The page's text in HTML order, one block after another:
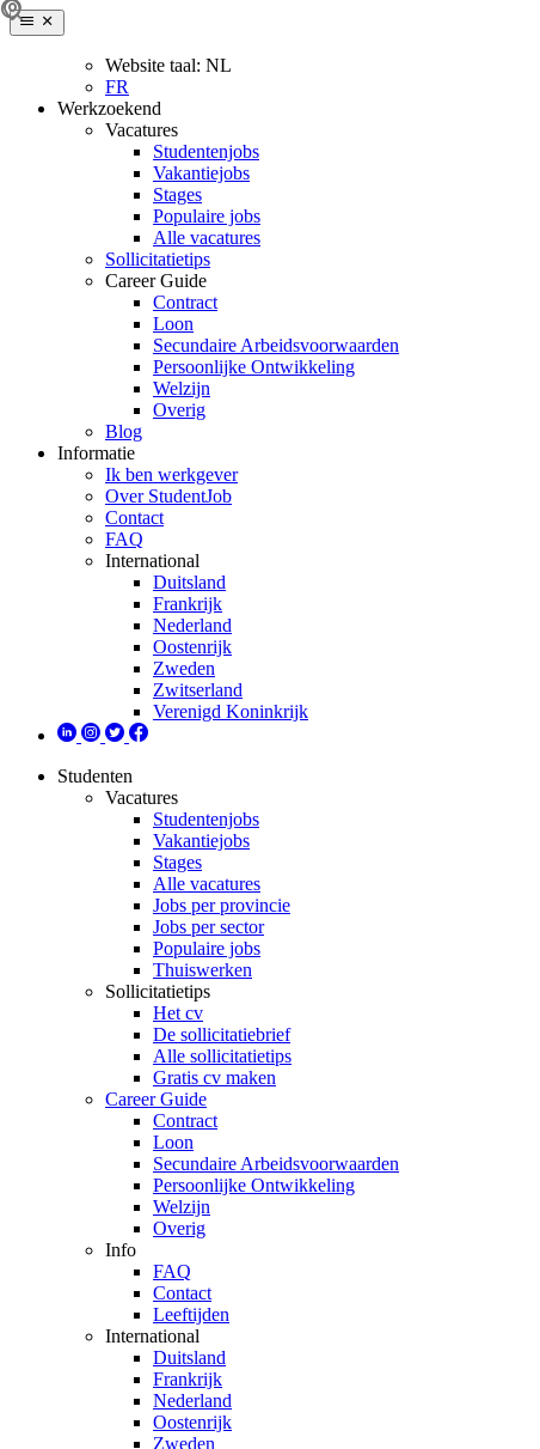
Website taal: NL
FR
Werkzoekend
Vacatures
Studentenjobs
Vakantiejobs
Stages
Populaire jobs
Alle vacatures
Sollicitatietips
Career Guide
Contract
Loon
Secundaire Arbeidsvoorwaarden
Persoonlijke Ontwikkeling
Welzijn
Overig
Blog
Informatie
Ik ben werkgever
Over StudentJob
Contact
FAQ
International
Duitsland
Frankrijk
Nederland
Oostenrijk
Zweden
Zwitserland
Verenigd Koninkrijk
Studenten
Vacatures
Studentenjobs
Vakantiejobs
Stages
Alle vacatures
Jobs per provincie
Jobs per sector
Populaire jobs
Thuiswerken
Sollicitatietips
Het cv
De sollicitatiebrief
Alle sollicitatietips
Gratis cv maken
Career Guide
Contract
Loon
Secundaire Arbeidsvoorwaarden
Persoonlijke Ontwikkeling
Welzijn
Overig
Info
FAQ
Contact
Leeftijden
International
Duitsland
Frankrijk
Nederland
Oostenrijk
Zweden